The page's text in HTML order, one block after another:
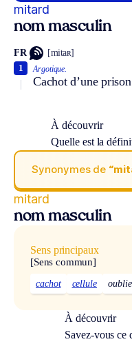
mitard
nom masculin
FR [mitaʀ]
Argotique.
Cachot d’une
1
À découvrir
Quelle est la
Synonymes de
mitard
nom masculin
Sens principaux
[Sens commun]
cachot cellule
À découvrir
Savez-vous